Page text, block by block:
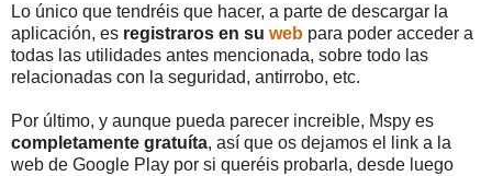
Lo único que tendréis que hacer, a parte de descargar la
aplicación, es registraros en su web para poder acceder a
todas las utilidades antes mencionada, sobre todo las
relacionadas con la seguridad, antirrobo, etc.
Por último, y aunque pueda parecer increible, Mspy es
completamente gratuíta, así que os dejamos el link a la
web de Google Play por si queréis probarla, desde luego